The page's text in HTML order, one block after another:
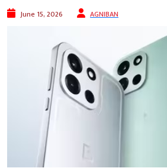
June 15, 2026 AGNIBAN